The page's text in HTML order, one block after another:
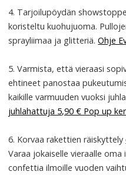
4. Tarjoilupöydän
koristeltu kuohujuoma.
sprayliimaa ja glitteriä.Ohje
5. Varmista, että vieraasi
ehtineet panostaa
kaikille varmuuden vuoksi
juhlahattuja 5,90 € Pop up
6. Korvaa rakettien räiskyttely
Varaa jokaiselle vieraalle
confettia ilmoille vuoden